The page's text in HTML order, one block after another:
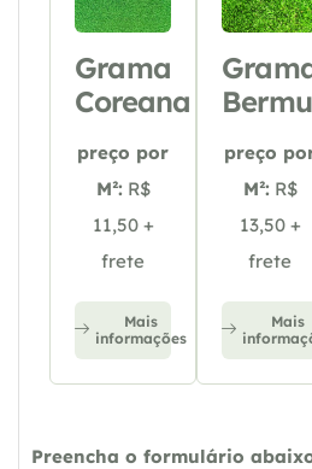
Grama
Coreana
preço por
M²: R$
11,50 +
frete
Mais
informações
preço
M²: R$
13,50 +
frete
Mais
Preencha o formulário